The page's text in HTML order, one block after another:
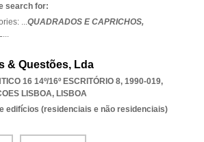
search for:
...QUADRADOS E CAPRICHOS,
...
& Questões, Lda
16 14º/16º ESCRITÓRIO 8, 1990-019,
LISBOA, LISBOA
edifícios (residenciais e não residenciais)